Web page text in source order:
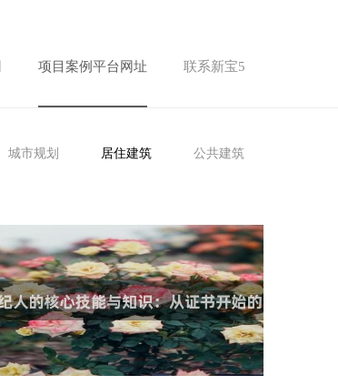
项目案例平台网址 联系新宝5
城市规划 居住建筑 公共建筑